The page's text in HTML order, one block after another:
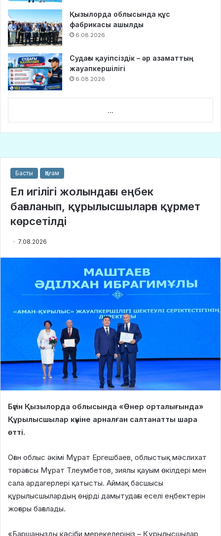
Қызылорда облысында құс
фабрикасы ашылды
6.08.2026
Судағы қауіпсіздік – әр азаматтың
жауапкершілігі
6.08.2026
...